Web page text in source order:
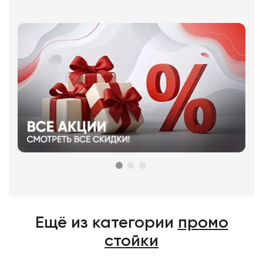
Ещё из категории промо
стойки